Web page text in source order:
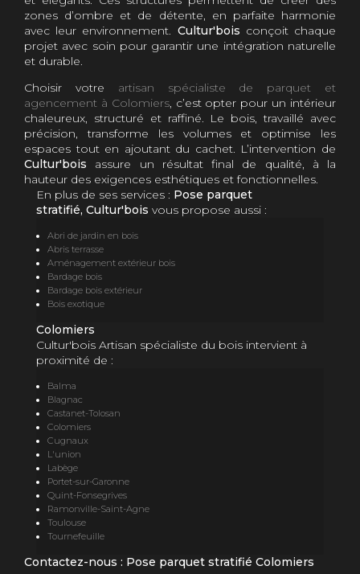
zones d’ombre et de détente, en parfaite harmonie
avec leur environnement. Cultur'bois conçoit chaque
projet avec soin pour garantir une intégration naturelle
et durable.
Choisir votre artisan spécialiste de parquet et
agencement à Colomiers, c’est opter pour un intérieur
chaleureux, structuré et raffiné. Le bois, travaillé avec
précision, transforme les volumes et optimise les
espaces tout en ajoutant du cachet. L’intervention de
Cultur'bois assure un résultat final de qualité, à la
hauteur des exigences esthétiques et fonctionnelles.
En plus de ses services : Pose parquet
stratifié, Cultur'bois vous propose aussi :
Abri de jardin en bois
Abris terrasse
Aménagement extérieur bois
Bardage bois
Bardage bois extérieur
Bois exotique
Colomiers
Cultur'bois Artisan spécialiste du bois intervient à
proximité de :
Balma
Blagnac
Castanet-Tolosan
Colomiers
Cugnaux
L'union
Labège
Portet-sur-Garonne
Quint-Fonsegrives
Ramonville-Saint-Agne
Toulouse
Tournefeuille
Contactez-nous : Pose parquet stratifié Colomiers